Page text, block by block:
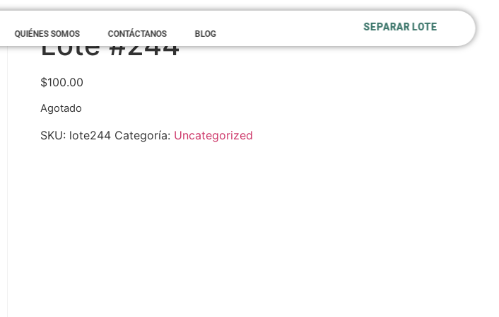
QUIÉNES SOMOS CONTÁCTANOS BLOG
SEPARAR LOTE
Lote #244
$100.00
Agotado
SKU: lote244 Categoría: Uncategorized